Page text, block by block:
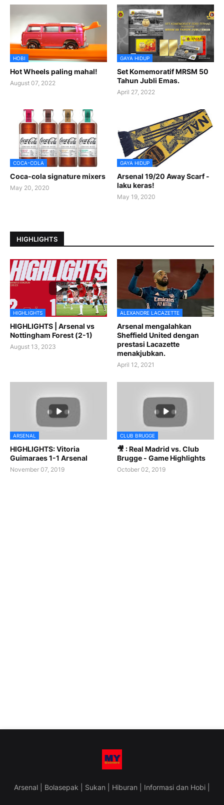
HOBI
Hot Wheels paling mahal!
August 07, 2022
GAYA HIDUP
Set Komemoratif MRSM 50
Tahun Jubli Emas.
April 27, 2022
COCA-COLA
Coca-cola signature mixers
May 20, 2020
GAYA HIDUP
Arsenal 19/20 Away Scarf -
laku keras!
May 19, 2020
HIGHLIGHTS
HIGHLIGHTS
HIGHLIGHTS | Arsenal vs
Nottingham Forest (2-1)
August 13, 2023
ALEXANDRE LACAZETTE
Arsenal mengalahkan
Sheffield United dengan
prestasi Lacazette
menakjubkan.
April 12, 2021
ARSENAL
HIGHLIGHTS: Vitoria
Guimaraes 1-1 Arsenal
November 07, 2019
CLUB BRUGGE
🎥 : Real Madrid vs. Club
Brugge - Game Highlights
October 02, 2019
Arsenal | Bolasepak | Sukan | Hiburan | Informasi dan Hobi |